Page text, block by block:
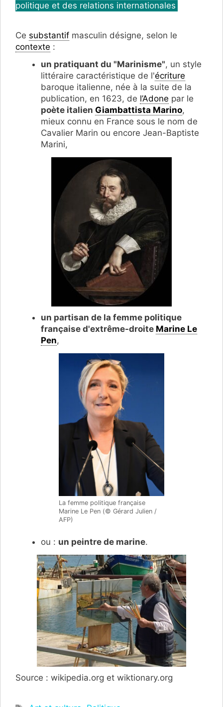
politique et des relations internationales
Ce substantif masculin désigne, selon le
contexte :
un pratiquant du "Marinisme", un style
littéraire caractéristique de l'écriture
baroque italienne, née à la suite de la
publication, en 1623, de l’Adone par le
poète italien Giambattista Marino,
mieux connu en France sous le nom de
Cavalier Marin ou encore Jean-Baptiste
Marini,
un partisan de la femme politique
française d'extrême-droite Marine Le
Pen,
La femme politique française
Marine Le Pen (© Gérard Julien /
AFP)
ou : un peintre de marine.
Source : wikipedia.org et wiktionary.org